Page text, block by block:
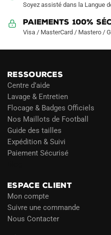
Soyez assisté dans la Langue
Paiements 100%
Visa / MasterCard / Mastero /
RESSOURCES
Centre d’aide
Lavage & Entretien
Flocage & Badges Officiels
Nos Maillots de Football
Guide des tailles
Expédition & Suivi
Paiement Sécurisé
ESPACE CLIENT
Mon compte
Suivre une commande
Nous Contacter